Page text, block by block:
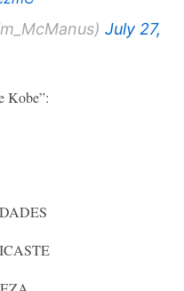
July 27,
Kobe”: